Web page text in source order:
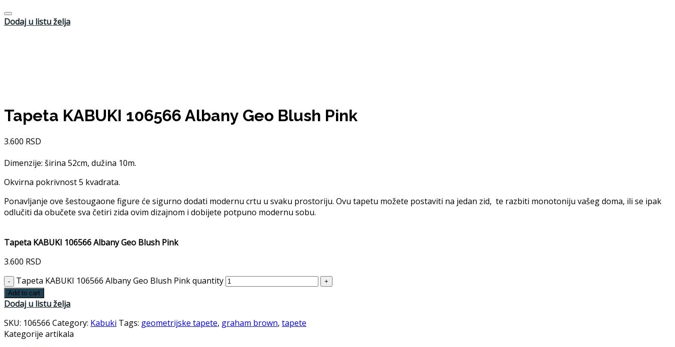
Dodaj u listu želja
Tapeta KABUKI 106566 Albany Geo Blush Pink
3.600 RSD
Dimenzije: širina 52cm, dužina 10m.
Okvirna pokrivnost 5 kvadrata.
Ponavljanje ove šestougaone figure će sigurno dodati modernu crtu u svaku prostoriju. Ovu tapetu možete postaviti na jedan zid, te razbiti monotoniju vašeg doma, ili se ipak
odlučiti da obučete sva četiri zida ovim dizajnom i dobijete potpuno modernu sobu.
Tapeta KABUKI 106566 Albany Geo Blush Pink
3.600 RSD
Tapeta KABUKI 106566 Albany Geo Blush Pink quantity
Add to cart
Dodaj u listu želja
SKU: 106566 Category: Kabuki Tags: geometrijske tapete, graham brown, tapete
Kategorije artikala